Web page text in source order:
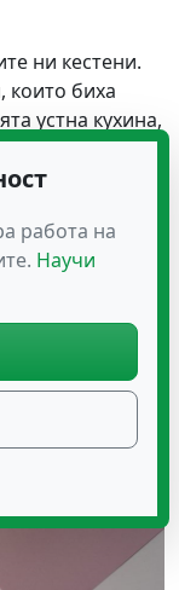
ни кестени.
които биха
устна кухина,
над 40
калории на
работа на
Научи